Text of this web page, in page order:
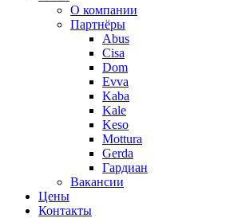
О компании
Партнёры
Abus
Cisa
Dom
Evva
Kaba
Kale
Keso
Mottura
Gerda
Гардиан
Вакансии
Цены
Контакты